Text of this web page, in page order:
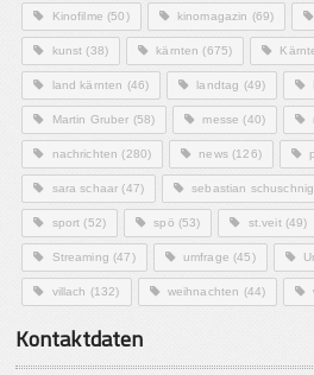
Kinofilme (50) kinomagazin (69)
kunst (38) kärnten (675)
land kärnten (46) landtag (49)
Martin Gruber (58) messe (40)
nachrichten (280) news(126)
sara schaar (47) sebastian schuschnig
sport (52) spö (53) st.veit(49)
Streaming (47) umfrage (45)
villach (132) weihnachten (44)
Kontaktdaten